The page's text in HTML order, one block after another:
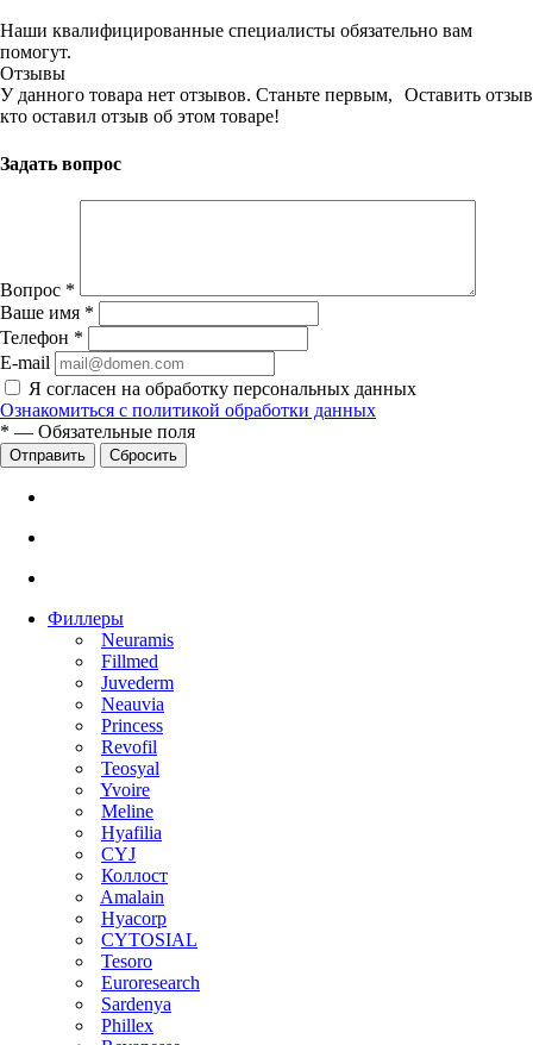
Наши квалифицированные специалисты обязательно вам
помогут.
Отзывы
Оставить отзыв
У данного товара нет отзывов. Станьте первым,
кто оставил отзыв об этом товаре!
Задать вопрос
Вопрос *
Ваше имя *
Телефон *
E-mail
Я согласен на обработку персональных данных
Ознакомиться с политикой обработки данных
* — Обязательные поля
Сбросить
Филлеры
Neuramis
Fillmed
Juvederm
Neauvia
Princess
Revofil
Teosyal
Yvoire
Meline
Hyafilia
CYJ
Коллост
Amalain
Hyacorp
CYTOSIAL
Tesoro
Euroresearch
Sardenya
Phillex